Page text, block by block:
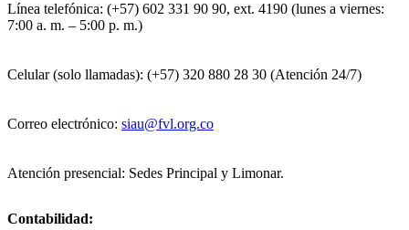
Línea telefónica: (+57) 602 331 90 90, ext. 4190 (lunes a viernes:
7:00 a. m. – 5:00 p. m.)
Celular (solo llamadas): (+57) 320 880 28 30 (Atención 24/7)
Correo electrónico: siau@fvl.org.co
Atención presencial: Sedes Principal y Limonar.
Contabilidad: